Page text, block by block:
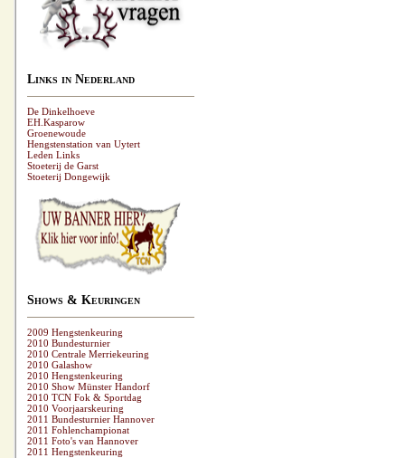
Links in Nederland
De Dinkelhoeve
EH.Kasparow
Groenewoude
Hengstenstation van Uytert
Leden Links
Stoeterij de Garst
Stoeterij Dongewijk
Shows & Keuringen
2009 Hengstenkeuring
2010 Bundesturnier
2010 Centrale Merriekeuring
2010 Galashow
2010 Hengstenkeuring
2010 Show Münster Handorf
2010 TCN Fok & Sportdag
2010 Voorjaarskeuring
2011 Bundesturnier Hannover
2011 Fohlenchampionat
2011 Foto's van Hannover
2011 Hengstenkeuring